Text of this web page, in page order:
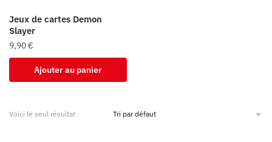
Jeux de cartes Demon
Slayer
9,90€
Ajouter au panier
Voici le seul résultat